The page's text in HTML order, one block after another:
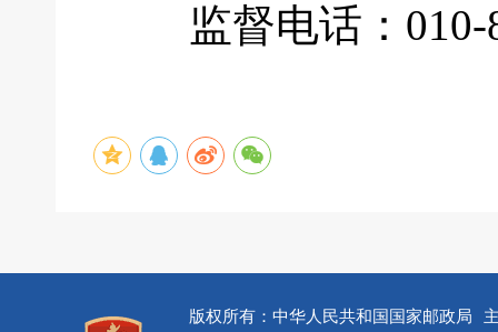
监督电话：010-
版权所有：中华人民共和国国家邮政局